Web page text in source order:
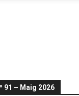
91 – Maig 2026